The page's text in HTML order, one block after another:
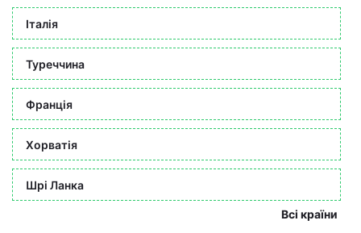
Італія
Туреччина
Франція
Хорватія
Шрі Ланка
Всі країни